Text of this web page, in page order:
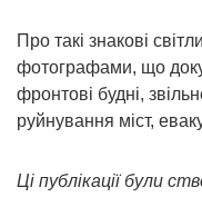
Про такі знакові
фотографами, що
фронтові будні,
руйнування міст,
Ці публікації були